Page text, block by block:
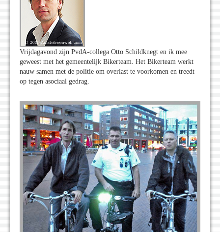
Vrijdagavond zijn PvdA-collega Otto Schildknegt en ik mee
geweest met het gemeentelijk Bikerteam. Het Bikerteam werkt
nauw samen met de politie om overlast te voorkomen en treedt
op tegen asociaal gedrag.